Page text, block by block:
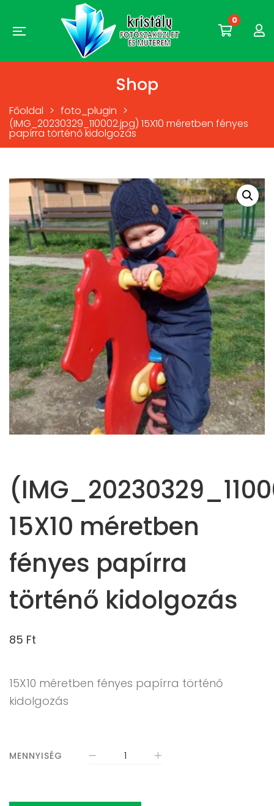
0
Shop
Főoldal > foto_plugin >
(IMG_20230329_110002.jpg) 15X10 méretben fényes
papírra történő kidolgozás
15X10 méretben
fényes papírra
történő kidolgozás
85 Ft
15X10 méretben fényes papírra történő
kidolgozás
MENNYISÉG